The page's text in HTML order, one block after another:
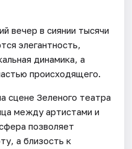
вечер в сиянии тысячи
элегантность,
динамика, а
происходящего.
сцене Зеленого театра
между артистами и
позволяет
а близость к